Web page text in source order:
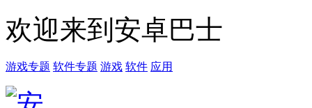
欢迎来到安卓巴士
游戏专题 软件专题 游戏 软件 应用